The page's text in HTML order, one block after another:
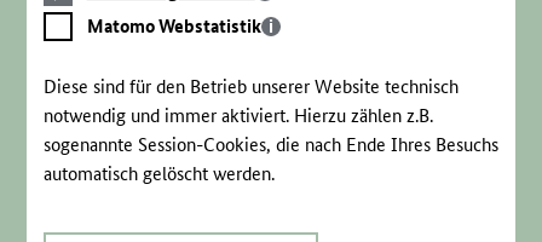
Cookies
Matomo
Webstatistik
Matomo Webstatistik
Diese sind für den Betrieb unserer Website technisch
notwendig und immer aktiviert. Hierzu zählen z.B.
sogenannte Session-Cookies, die nach Ende Ihres Besuchs
automatisch gelöscht werden.